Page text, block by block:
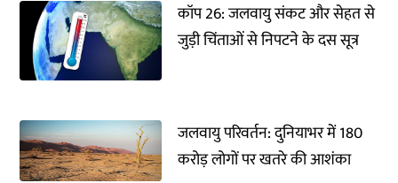
कॉप 26: जलवायु संकट और सेहत से
जुड़ी चिंताओं से निपटने के दस सूत्र
जलवायु परिवर्तन: दुनियाभर में 180
करोड़ लोगों पर खतरे की आशंका